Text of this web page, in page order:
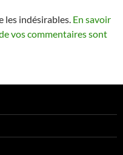
les indésirables. En savoir
vos commentaires sont